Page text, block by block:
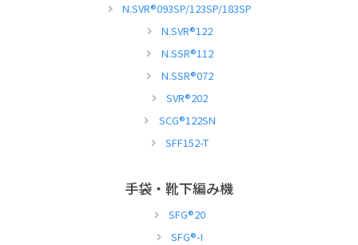
N.SVR®093SP/123SP/183SP
N.SVR®122
N.SSR®112
N.SSR®072
SVR®202
SCG®122SN
SFF152-T
手袋・靴下編み機
SFG®20
SFG®-I